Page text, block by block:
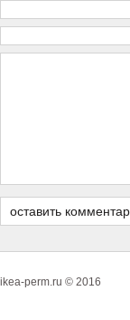
ikea-perm.ru © 2016